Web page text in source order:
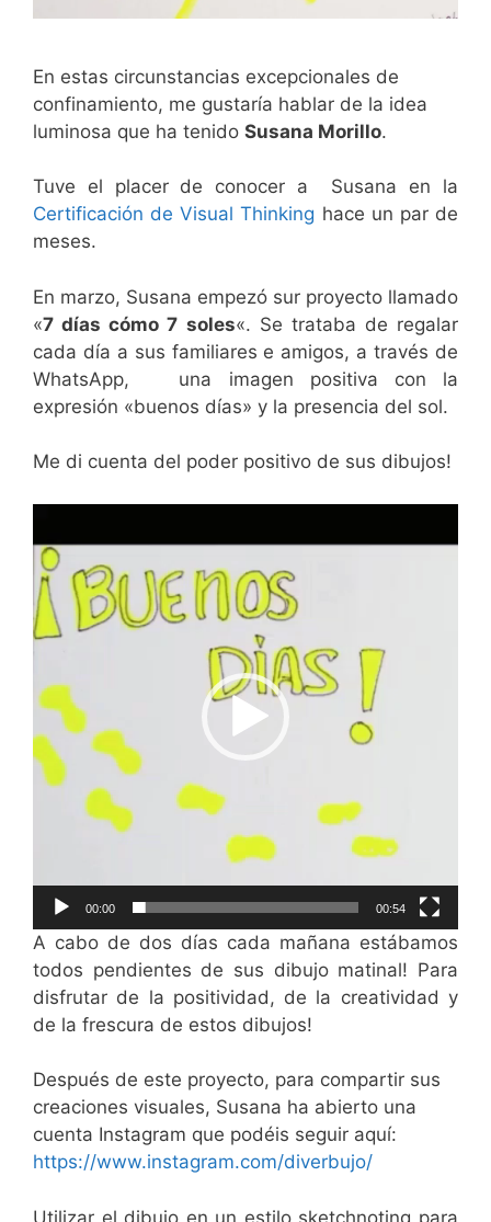
En estas circunstancias excepcionales de
confinamiento, me gustaría hablar de la idea
luminosa que ha tenido Susana Morillo.
Tuve el placer de conocer a Susana en la
Certificación de Visual Thinking hace un par de
meses.
En marzo, Susana empezó sur proyecto llamado
«7 días cómo 7 soles«. Se trataba de regalar
cada día a sus familiares e amigos, a través de
WhatsApp, una imagen positiva con la
expresión «buenos días» y la presencia del sol.
Me di cuenta del poder positivo de sus dibujos!
de
vídeo
00:00 00:54
A cabo de dos días cada mañana estábamos
todos pendientes de sus dibujo matinal! Para
disfrutar de la positividad, de la creatividad y
de la frescura de estos dibujos!
Después de este proyecto, para compartir sus
creaciones visuales, Susana ha abierto una
cuenta Instagram que podéis seguir aquí:
https://www.instagram.com/diverbujo/
Utilizar el dibujo en un estilo sketchnoting para